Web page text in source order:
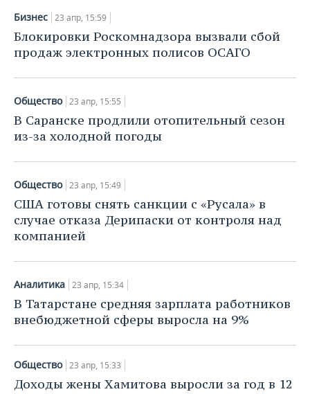
Бизнес 23 апр, 15:59
Блокировки Роскомнадзора вызвали сбой
продаж электронных полисов ОСАГО
Общество 23 апр, 15:55
В Саранске продлили отопительный сезон
из-за холодной погоды
Общество 23 апр, 15:49
США готовы снять санкции с «Русала» в
случае отказа Дерипаски от контроля над
компанией
Аналитика 23 апр, 15:34
В Татарстане средняя зарплата работников
внебюджетной сферы выросла на 9%
Общество 23 апр, 15:33
Доходы жены Хамитова выросли за год в 12